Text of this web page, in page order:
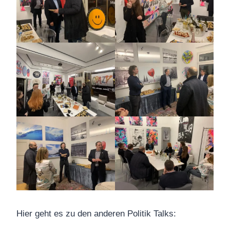
Hier geht es zu den anderen Politik Talks: